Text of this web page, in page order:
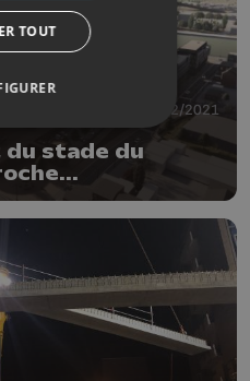
15/02/2021
stade du
TOUT